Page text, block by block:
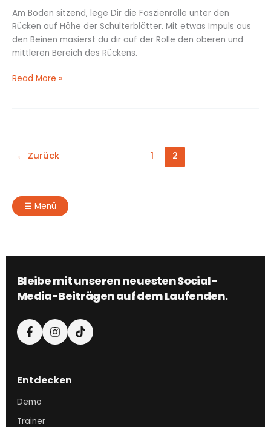
☰ Menü
Am Boden sitzend, lege Dir die Faszienrolle unter den
Rücken auf Höhe der Schulterblätter. Mit etwas Impuls aus
den Beinen masierst du dir auf der Rolle den oberen und
mittleren Bereich des Rückens.
Read More »
← Zurück 1 2
Bleibe mit unseren neuesten Social-
Media-Beiträgen auf dem Laufenden.
Entdecken
Demo
Trainer